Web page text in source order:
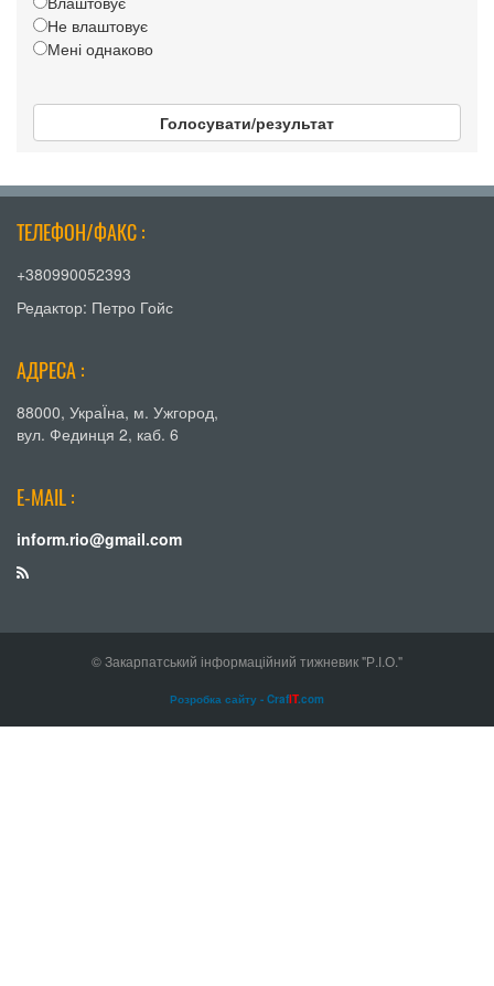
Не влаштовує
Мені однаково
Голосувати/результат
ТЕЛЕФОН/ФАКС :
+380990052393
Редактор: Петро Гойс
АДРЕСА :
88000, УкраЇна, м. Ужгород,
вул. Фединця 2, каб. 6
E-MAIL :
inform.rio@gmail.com
© Закарпатський інформаційний тижневик "Р.І.О."
Розробка сайту - CrafIT.com